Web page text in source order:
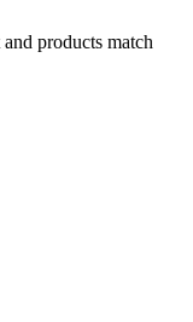
products match